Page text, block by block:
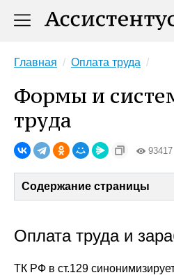
Главная Оплата труда
Формы и
труда
93417
Содержание страницы
Оплата труда и
ТК РФ в ст.129